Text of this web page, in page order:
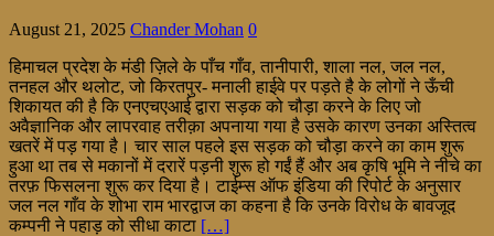
August 21, 2025 Chander Mohan 0
हिमाचल प्रदेश के मंडी ज़िले के पाँच गाँव, तानीपारी, शाला नल, जल नल,
तनहल और थलोट, जो किरतपुर- मनाली हाईवे पर पड़ते है के लोगों ने ऊँची
शिकायत की है कि एनएचएआई द्वारा सड़क को चौड़ा करने के लिए जो
अवैज्ञानिक और लापरवाह तरीक़ा अपनाया गया है उसके कारण उनका अस्तित्व
खतरें में पड़ गया है। चार साल पहले इस सड़क को चौड़ा करने का काम शुरू
हुआ था तब से मकानों में दरारें पड़नी शुरू हो गईं हैं और अब कृषि भूमि ने नीचे का
तरफ़ फिसलना शुरू कर दिया है। टाईम्स ऑफ इंडिया की रिपोर्ट के अनुसार
जल नल गाँव के शोभा राम भारद्वाज का कहना है कि उनके विरोध के बावजूद
कम्पनी ने पहाड़ को सीधा काटा […]